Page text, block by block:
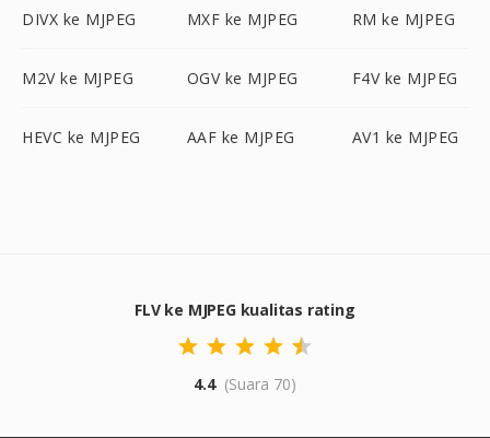
DIVX ke MJPEG MXF ke MJPEG RM ke MJPEG
M2V ke MJPEG OGV ke MJPEG F4V ke MJPEG
HEVC ke MJPEG AAF ke MJPEG AV1 ke MJPEG
FLV ke MJPEG kualitas rating
4.4 (Suara 70)